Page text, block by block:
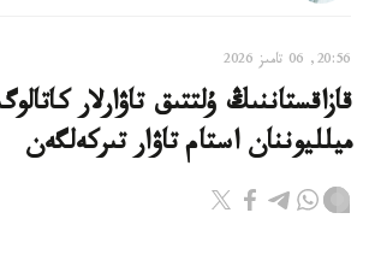
20:56, 06 تامىز 2026
ميلليوننان استام تاۋار تىركەلگەن